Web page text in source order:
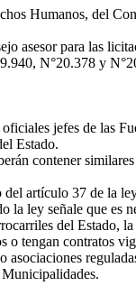
Humanos, del
asesor para las
N°20.378 y
jefes de las
Estado.
contener
artículo 37 de la
ley señale que es
del Estado,
tengan contratos